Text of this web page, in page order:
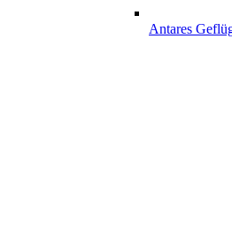
Antares